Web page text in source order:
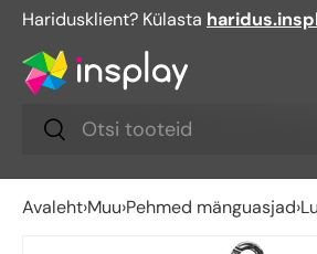
Haridusklient? Külasta
Otsi
Otsi
Avaleht›Muu›Pehmed mänguasjad›